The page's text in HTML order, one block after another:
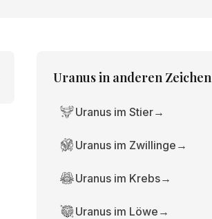
Uranusin anderen Zeichen
Uranus im Stier→
Uranus im Zwillinge →
Uranus im Krebs→
Uranus im Löwe →